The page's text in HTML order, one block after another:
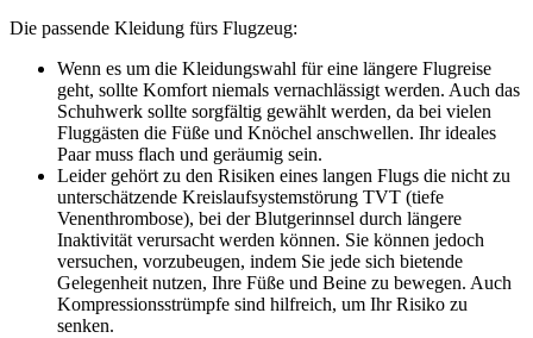
Die passende Kleidung fürs Flugzeug:
Wenn es um die Kleidungswahl für eine längere Flugreise
geht, sollte Komfort niemals vernachlässigt werden. Auch das
Schuhwerk sollte sorgfältig gewählt werden, da bei vielen
Fluggästen die Füße und Knöchel anschwellen. Ihr ideales
Paar muss flach und geräumig sein.
Leider gehört zu den Risiken eines langen Flugs die nicht zu
unterschätzende Kreislaufsystemstörung TVT (tiefe
Venenthrombose), bei der Blutgerinnsel durch längere
Inaktivität verursacht werden können. Sie können jedoch
versuchen, vorzubeugen, indem Sie jede sich bietende
Gelegenheit nutzen, Ihre Füße und Beine zu bewegen. Auch
Kompressionsstrümpfe sind hilfreich, um Ihr Risiko zu
senken.